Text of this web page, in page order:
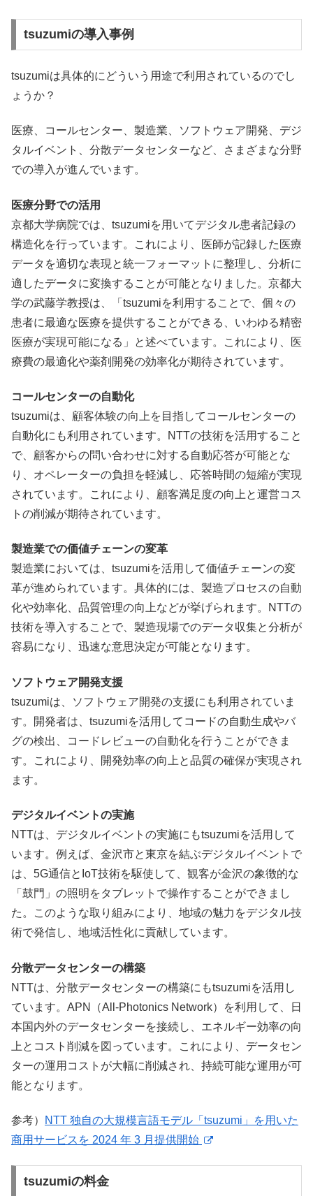
tsuzumiの導入事例
tsuzumiは具体的にどういう用途で利用されているのでし
ょうか？
医療、コールセンター、製造業、ソフトウェア開発、デジ
タルイベント、分散データセンターなど、さまざまな分野
での導入が進んでいます。
医療分野での活用
京都大学病院では、tsuzumiを用いてデジタル患者記録の
構造化を行っています。これにより、医師が記録した医療
データを適切な表現と統一フォーマットに整理し、分析に
適したデータに変換することが可能となりました。京都大
学の武藤学教授は、「tsuzumiを利用することで、個々の
患者に最適な医療を提供することができる、いわゆる精密
医療が実現可能になる」と述べています。これにより、医
療費の最適化や薬剤開発の効率化が期待されています。
コールセンターの自動化
tsuzumiは、顧客体験の向上を目指してコールセンターの
自動化にも利用されています。NTTの技術を活用すること
で、顧客からの問い合わせに対する自動応答が可能とな
り、オペレーターの負担を軽減し、応答時間の短縮が実現
されています。これにより、顧客満足度の向上と運営コス
トの削減が期待されています。
製造業での価値チェーンの変革
製造業においては、tsuzumiを活用して価値チェーンの変
革が進められています。具体的には、製造プロセスの自動
化や効率化、品質管理の向上などが挙げられます。NTTの
技術を導入することで、製造現場でのデータ収集と分析が
容易になり、迅速な意思決定が可能となります。
ソフトウェア開発支援
tsuzumiは、ソフトウェア開発の支援にも利用されていま
す。開発者は、tsuzumiを活用してコードの自動生成やバ
グの検出、コードレビューの自動化を行うことができま
す。これにより、開発効率の向上と品質の確保が実現され
ます。
デジタルイベントの実施
NTTは、デジタルイベントの実施にもtsuzumiを活用して
います。例えば、金沢市と東京を結ぶデジタルイベントで
は、5G通信とIoT技術を駆使して、観客が金沢の象徴的な
「鼓門」の照明をタブレットで操作することができまし
た。このような取り組みにより、地域の魅力をデジタル技
術で発信し、地域活性化に貢献しています。
分散データセンターの構築
NTTは、分散データセンターの構築にもtsuzumiを活用し
ています。APN（All-Photonics Network）を利用して、日
本国内外のデータセンターを接続し、エネルギー効率の向
上とコスト削減を図っています。これにより、データセン
ターの運用コストが大幅に削減され、持続可能な運用が可
能となります。
参考）
NTT 独自の大規模言語モデル「tsuzumi」を用いた
商用サービスを 2024 年 3 月提供開始
tsuzumiの料金